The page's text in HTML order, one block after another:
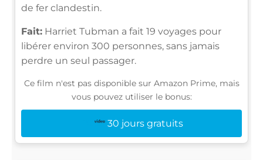
de fer clandestin.
Fait: Harriet Tubman a fait 19 voyages pour
libérer environ 300 personnes, sans jamais
perdre un seul passager.
Ce film n'est pas disponible sur Amazon Prime, mais
vous pouvez utiliser le bonus:
30 jours gratuits